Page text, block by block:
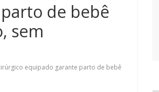
de bebê
sem
equipado garante parto de bebê